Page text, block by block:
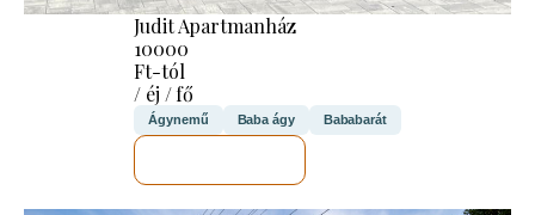
Judit Apartmanház
10000
Ft-tól
/ éj / fő
Ágynemű Baba ágy Bababarát